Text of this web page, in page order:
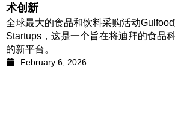
术创新
全球最大的食品和饮料采购活动
Startups，这是一个旨在将迪拜的食品
的新平台。
February 6, 2026